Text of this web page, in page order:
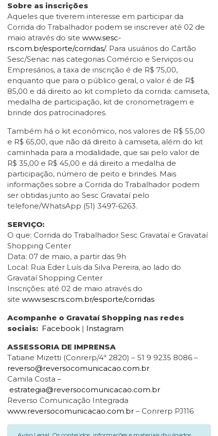
Sobre as inscrições
Aqueles que tiverem interesse em participar da
Corrida do Trabalhador podem se inscrever até 02 de
maio através do site www.sesc-
rs.com.br/esporte/corridas/. Para usuários do Cartão
Sesc/Senac nas categorias Comércio e Serviços ou
Empresários, a taxa de inscrição é de R$ 75,00,
enquanto que para o público geral, o valor é de R$
85,00 e dá direito ao kit completo da corrida: camiseta,
medalha de participação, kit de cronometragem e
brinde dos patrocinadores.
Também há o kit econômico, nos valores de R$ 55,00
e R$ 65,00, que não dá direito à camiseta, além do kit
caminhada para a modalidade, que sai pelo valor de
R$ 35,00 e R$ 45,00 e dá direito a medalha de
participação, número de peito e brindes. Mais
informações sobre a Corrida do Trabalhador podem
ser obtidas junto ao Sesc Gravataí pelo
telefone/WhatsApp (51) 3497-6263.
SERVIÇO:
O que: Corrida do Trabalhador Sesc Gravataí e Gravataí
Shopping Center
Data: 07 de maio, a partir das 9h
Local: Rua Eder Luís da Silva Pereira, ao lado do
Gravataí Shopping Center
Inscrições: até 02 de maio através do
site www.sescrs.com.br/esporte/corridas
Acompanhe o Gravataí Shopping nas redes
sociais: Facebook | Instagram
ASSESSORIA DE IMPRENSA
Tatiane Mizetti (Conrerp/4ª 2820) – 51 9 9235 8086 –
reverso@reversocomunicacao.com.br
Camila Costa –
estrategia@reversocomunicacao.com.br
Reverso Comunicação Integrada
www.reversocomunicacao.com.br – Conrerp PJ116